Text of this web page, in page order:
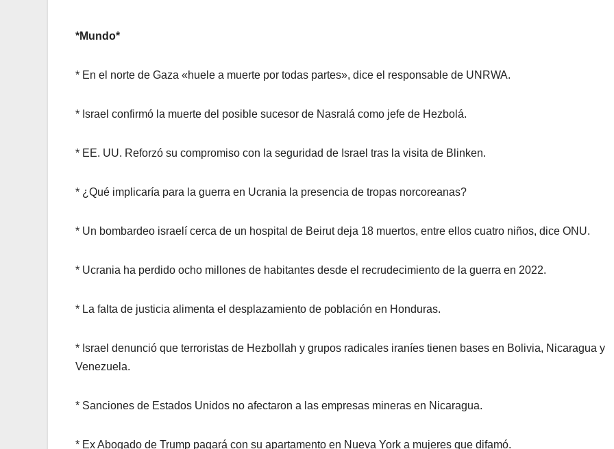
*Mundo*
* En el norte de Gaza «huele a muerte por todas partes», dice el responsable de UNRWA.
* Israel confirmó la muerte del posible sucesor de Nasralá como jefe de Hezbolá.
* EE. UU. Reforzó su compromiso con la seguridad de Israel tras la visita de Blinken.
* ¿Qué implicaría para la guerra en Ucrania la presencia de tropas norcoreanas?
* Un bombardeo israelí cerca de un hospital de Beirut deja 18 muertos, entre ellos cuatro niños, dice ONU.
* Ucrania ha perdido ocho millones de habitantes desde el recrudecimiento de la guerra en 2022.
* La falta de justicia alimenta el desplazamiento de población en Honduras.
* Israel denunció que terroristas de Hezbollah y grupos radicales iraníes tienen bases en Bolivia, Nicaragua y
Venezuela.
* Sanciones de Estados Unidos no afectaron a las empresas mineras en Nicaragua.
* Ex Abogado de Trump pagará con su apartamento en Nueva York a mujeres que difamó.